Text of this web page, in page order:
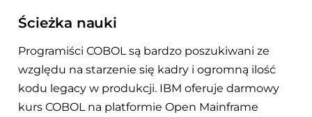
Ścieżka nauki
Programiści COBOL są bardzo poszukiwani ze
względu na starzenie się kadry i ogromną ilość
kodu legacy w produkcji. IBM oferuje darmowy
kurs COBOL na platformie Open Mainframe